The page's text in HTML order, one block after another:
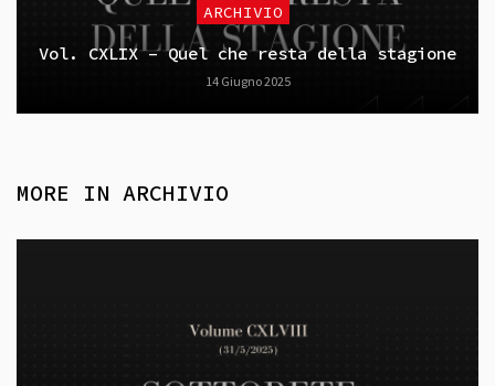
ARCHIVIO
Vol. CXLIX – Quel che resta della stagione
14 Giugno 2025
MORE IN ARCHIVIO